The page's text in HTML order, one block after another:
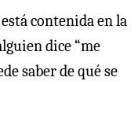
contenida en la
dice “me
saber de qué se